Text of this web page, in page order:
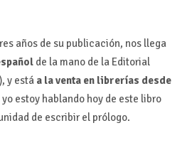
años de su publicación, nos llega
de la mano de la Editorial
y está a la venta en librerías desde
yo estoy hablando hoy de este libro
de escribir el prólogo.